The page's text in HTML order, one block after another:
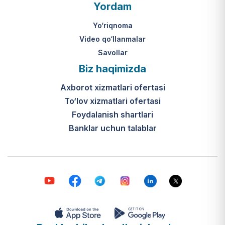
O‘zbekiston Respublikasi Vazirlar
316-son qarori hamda Prezidentning
PQ-410-son qarori.
Ijtimoiy qo‘llab-quvvatlash
markazlari (IQQM) o‘zi nima?
Bular ilgarigi “Saxovat” keksalar va
nogironligi bo‘lgan shaxslar uchun
internat uylari hamda Urush va
mehnat faxriylari pansionatining
Yordam
Yo‘riqnoma
Video qo‘llanmalar
Savollar
Biz haqimizda
Axborot xizmatlari ofertasi
To‘lov xizmatlari ofertasi
Foydalanish shartlari
Banklar uchun talablar